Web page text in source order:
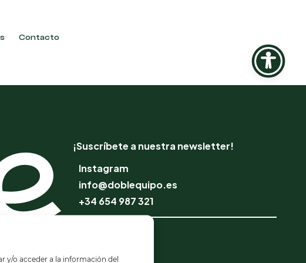
y/o acceder a la información del
Contacto
¡Suscríbete a nuestra newsletter!
Instagram
info@doblequipo.es
+34 654 987 321